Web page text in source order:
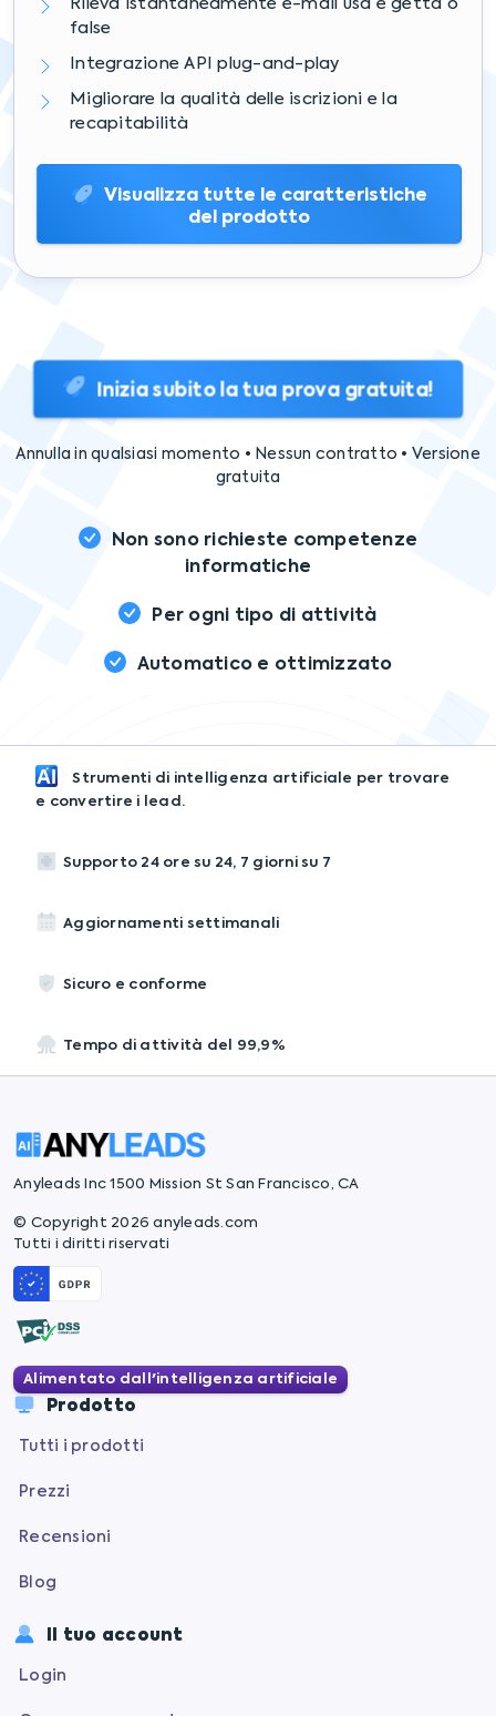
Rileva istantaneamente e-mail usa e getta o
false
Integrazione API plug-and-play
Migliorare la qualità delle iscrizioni e la
recapitabilità
Visualizza tutte le caratteristiche
del prodotto
Inizia subito la tua prova gratuita!
Annulla in qualsiasi momento • Nessun contratto • Versione
gratuita
Non sono richieste competenze
informatiche
Per ogni tipo di attività
Automatico e ottimizzato
Strumenti di intelligenza artificiale per trovare
e convertire i lead.
Supporto 24 ore su 24, 7 giorni su 7
Aggiornamenti settimanali
Sicuro e conforme
Tempo di attività del 99,9%
Anyleads Inc 1500 Mission St San Francisco, CA
© Copyright 2026 anyleads.com
Tutti i diritti riservati
Alimentato dall'intelligenza artificiale
Prodotto
Tutti i prodotti
Prezzi
Recensioni
Blog
Il tuo account
Login